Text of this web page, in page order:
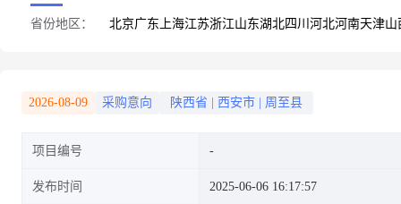
省份地区： 北京广东 上海江苏浙江山东湖北四川 河北河南天津山
2026-08-09 采购意向 陕西省 西安市 周至县
项目编号
发布时间 2025-06-06 16:17:57